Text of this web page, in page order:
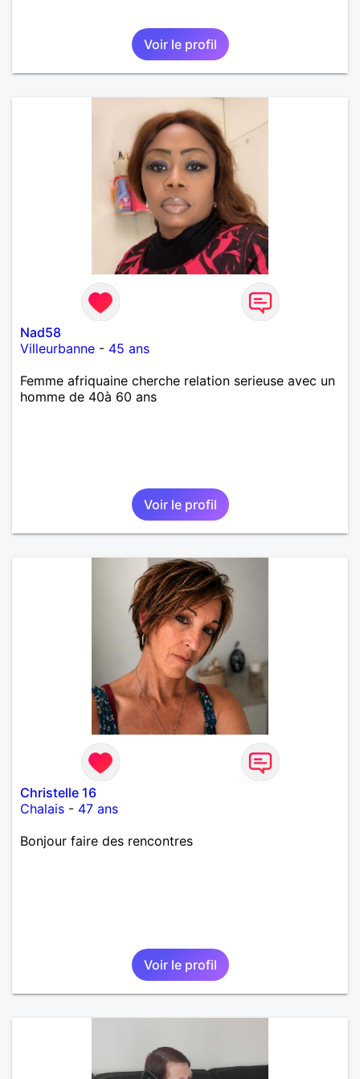
Voir le profil
Nad58
Villeurbanne - 45 ans
Femme afriquaine cherche relation serieuse avec un
homme de 40à 60 ans
Voir le profil
Christelle 16
Chalais - 47 ans
Bonjour faire des rencontres
Voir le profil